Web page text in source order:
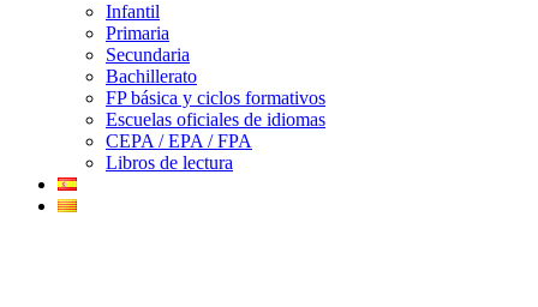
Infantil
Primaria
Secundaria
Bachillerato
FP básica y ciclos formativos
Escuelas oficiales de idiomas
CEPA / EPA / FPA
Libros de lectura